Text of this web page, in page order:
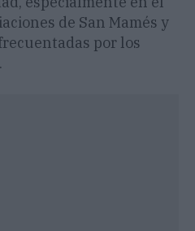
de San Mamés y
por los